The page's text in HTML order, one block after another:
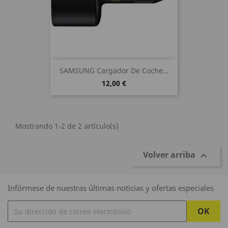
SAMSUNG Cargador De Coche...
12,00 €
Mostrando 1-2 de 2 artículo(s)
Volver arriba 
Infórmese de nuestras últimas noticias y ofertas especiales